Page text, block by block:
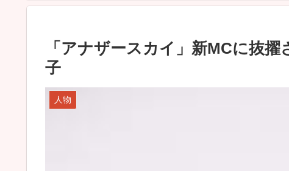
「アナザースカイ」新MCに抜
子
人物